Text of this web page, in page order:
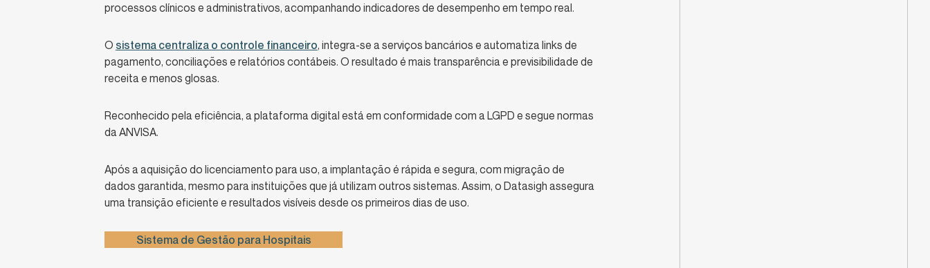
processos clínicos e administrativos, acompanhando indicadores de desempenho em tempo real.
O sistema centraliza o controle financeiro, integra-se a serviços bancários e automatiza links de
pagamento, conciliações e relatórios contábeis. O resultado é mais transparência e previsibilidade de
receita e menos glosas.
Reconhecido pela eficiência, a plataforma digital está em conformidade com a LGPD e segue normas
da ANVISA.
Após a aquisição do licenciamento para uso, a implantação é rápida e segura, com migração de
dados garantida, mesmo para instituições que já utilizam outros sistemas. Assim, o Datasigh assegura
uma transição eficiente e resultados visíveis desde os primeiros dias de uso.
Sistema de Gestão para Hospitais